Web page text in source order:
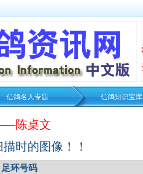
信鸽名人专题 信鸽知识宝库
陈桌文
时的图像！！
足环号码